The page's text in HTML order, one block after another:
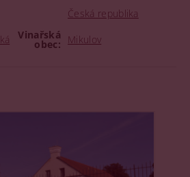
Česká republika
Vinařská
obec: Mikulov